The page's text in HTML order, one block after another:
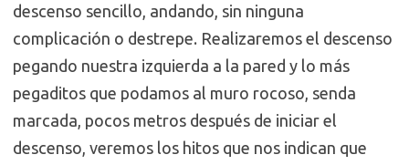
descenso sencillo, andando, sin ninguna
complicación o destrepe. Realizaremos el descenso
pegando nuestra izquierda a la pared y lo más
pegaditos que podamos al muro rocoso, senda
marcada, pocos metros después de iniciar el
descenso, veremos los hitos que nos indican que